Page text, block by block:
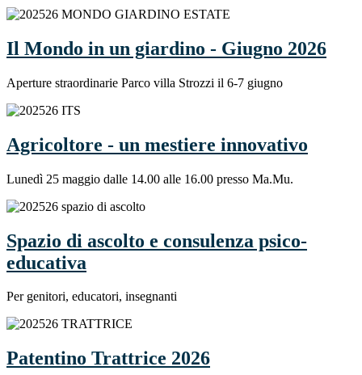
Il Mondo in un giardino - Giugno 2026
Aperture straordinarie Parco villa Strozzi il 6-7 giugno
Agricoltore - un mestiere innovativo
Lunedì 25 maggio dalle 14.00 alle 16.00 presso Ma.Mu.
Spazio di ascolto e consulenza psico-
educativa
Per genitori, educatori, insegnanti
Patentino Trattrice 2026